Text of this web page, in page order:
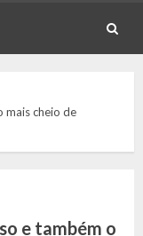
mais cheio de
e também o